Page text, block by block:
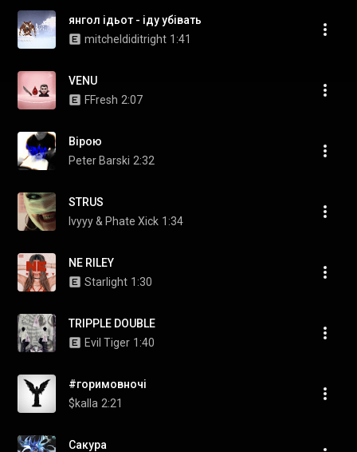
янгол ідьот - іду убівать
mitcheldiditright 1:41
VENU
FFresh 2:07
Вірою
Peter Barski 2:32
STRUS
Ivyyy & Phate Xick 1:34
NE RILEY
Starlight 1:30
TRIPPLE DOUBLE
Evil Tiger 1:40
#горимовночі
$kalla 2:21
Сакура